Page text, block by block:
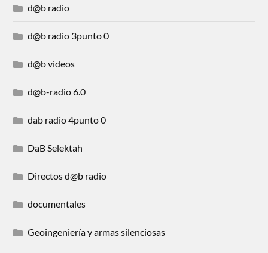
d@b radio
d@b radio 3punto 0
d@b videos
d@b-radio 6.0
dab radio 4punto 0
DaB Selektah
Directos d@b radio
documentales
Geoingeniería y armas silenciosas